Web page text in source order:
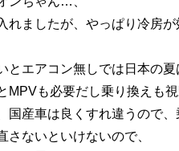
れましたが、やっぱり冷房
とエアコン無しでは日本の夏
MPVも必要だし乗り換えも視
国産車は良くすれ違うので、
さないといけないので、